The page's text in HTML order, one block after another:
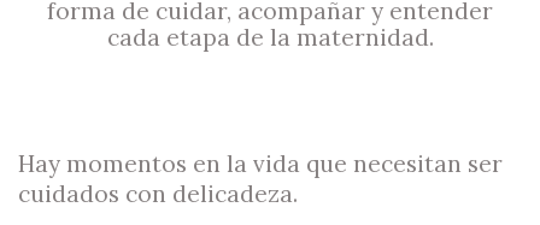
forma de cuidar, acompañar y entender
cada etapa de la maternidad.
Hay momentos en la vida que necesitan ser
cuidados con delicadeza.